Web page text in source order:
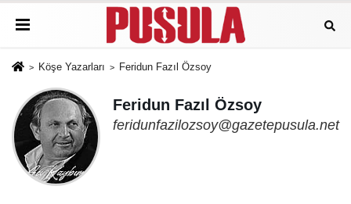
Köşe Yazarları Feridun Fazıl Özsoy
Feridun Fazıl Özsoy
feridunfazilozsoy@gazetepusula.net